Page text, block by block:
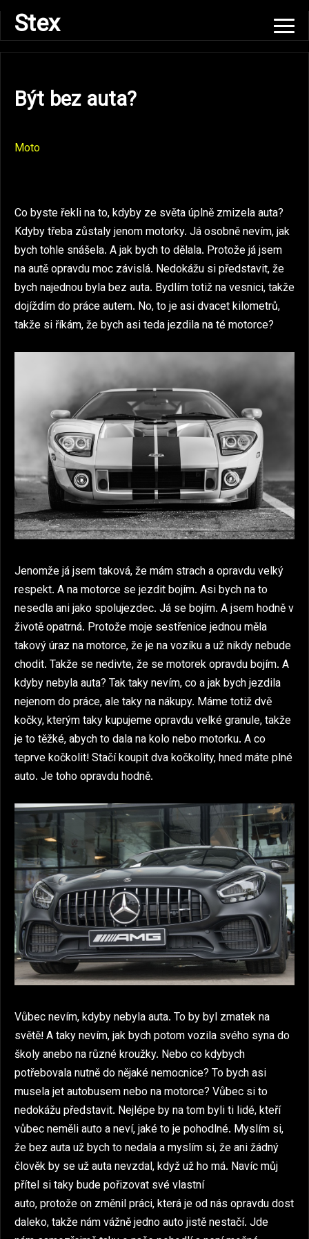
Skip
content
Stex
Být bez auta?
Moto
Co byste řekli na to, kdyby ze světa úplně zmizela auta?
Kdyby třeba zůstaly jenom motorky. Já osobně nevím, jak
bych tohle snášela. A jak bych to dělala. Protože já jsem
na autě opravdu moc závislá. Nedokážu si představit, že
bych najednou byla bez auta. Bydlím totiž na vesnici, takže
dojíždím do práce autem. No, to je asi dvacet kilometrů,
takže si říkám, že bych asi teda jezdila na té motorce?
Jenomže já jsem taková, že mám strach a opravdu velký
respekt. A na motorce se jezdit bojím. Asi bych na to
nesedla ani jako spolujezdec. Já se bojím. A jsem hodně v
životě opatrná. Protože moje sestřenice jednou měla
takový úraz na motorce, že je na vozíku a už nikdy nebude
chodit. Takže se nedivte, že se motorek opravdu bojím. A
kdyby nebyla auta? Tak taky nevím, co a jak bych jezdila
nejenom do práce, ale taky na nákupy. Máme totiž dvě
kočky, kterým taky kupujeme opravdu velké granule, takže
je to těžké, abych to dala na kolo nebo motorku. A co
teprve kočkolit! Stačí koupit dva kočkolity, hned máte plné
auto. Je toho opravdu hodně.
Vůbec nevím, kdyby nebyla auta. To by byl zmatek na
světě! A taky nevím, jak bych potom vozila svého syna do
školy anebo na různé kroužky. Nebo co kdybych
potřebovala nutně do nějaké nemocnice? To bych asi
musela jet autobusem nebo na motorce? Vůbec si to
nedokážu představit. Nejlépe by na tom byli ti lidé, kteří
vůbec neměli auto a neví, jaké to je pohodlné. Myslím si,
že bez auta už bych to nedala a myslím si, že ani žádný
člověk by se už auta nevzdal, když už ho má. Navíc můj
přítel si taky bude pořizovat své vlastní
auto, protože on změnil práci, která je od nás opravdu dost
daleko, takže nám vážně jedno auto jistě nestačí. Jde